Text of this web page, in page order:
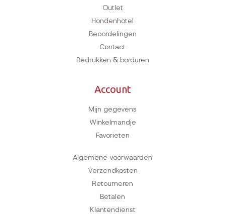
Outlet
Hondenhotel
Beoordelingen
Contact
Bedrukken & borduren
Account
Mijn gegevens
Winkelmandje
Favorieten
Algemene voorwaarden
Verzendkosten
Retourneren
Betalen
Klantendienst